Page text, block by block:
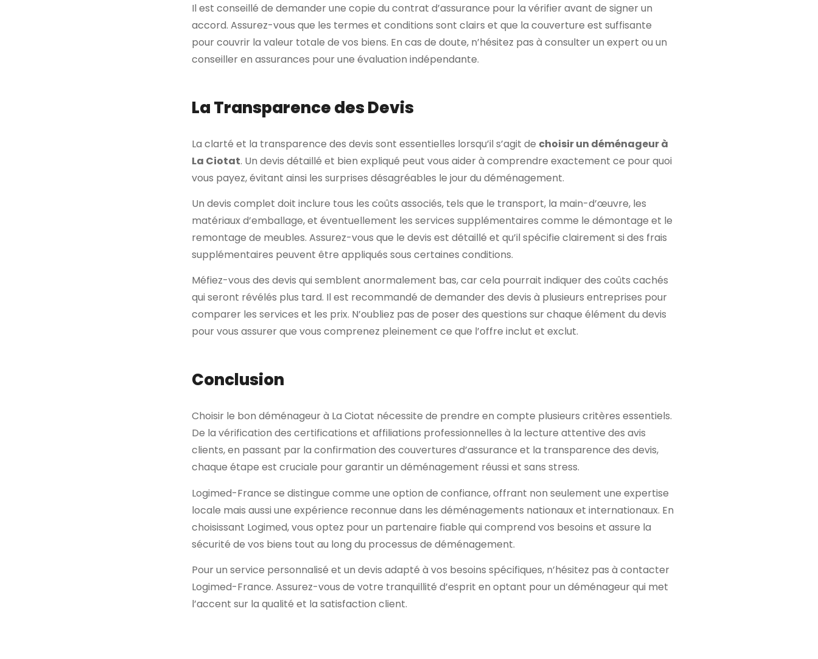
Il est conseillé de demander une copie du contrat d’assurance pour la vérifier avant de signer un
accord. Assurez-vous que les termes et conditions sont clairs et que la couverture est suffisante
pour couvrir la valeur totale de vos biens. En cas de doute, n’hésitez pas à consulter un expert ou un
conseiller en assurances pour une évaluation indépendante.
La Transparence des Devis
La clarté et la transparence des devis sont essentielles lorsqu’il s’agit de choisir un déménageur à
La Ciotat. Un devis détaillé et bien expliqué peut vous aider à comprendre exactement ce pour quoi
vous payez, évitant ainsi les surprises désagréables le jour du déménagement.
Un devis complet doit inclure tous les coûts associés, tels que le transport, la main-d’œuvre, les
matériaux d’emballage, et éventuellement les services supplémentaires comme le démontage et le
remontage de meubles. Assurez-vous que le devis est détaillé et qu’il spécifie clairement si des frais
supplémentaires peuvent être appliqués sous certaines conditions.
Méfiez-vous des devis qui semblent anormalement bas, car cela pourrait indiquer des coûts cachés
qui seront révélés plus tard. Il est recommandé de demander des devis à plusieurs entreprises pour
comparer les services et les prix. N’oubliez pas de poser des questions sur chaque élément du devis
pour vous assurer que vous comprenez pleinement ce que l’offre inclut et exclut.
Conclusion
Choisir le bon déménageur à La Ciotat nécessite de prendre en compte plusieurs critères essentiels.
De la vérification des certifications et affiliations professionnelles à la lecture attentive des avis
clients, en passant par la confirmation des couvertures d’assurance et la transparence des devis,
chaque étape est cruciale pour garantir un déménagement réussi et sans stress.
Logimed-France se distingue comme une option de confiance, offrant non seulement une expertise
locale mais aussi une expérience reconnue dans les déménagements nationaux et internationaux. En
choisissant Logimed, vous optez pour un partenaire fiable qui comprend vos besoins et assure la
sécurité de vos biens tout au long du processus de déménagement.
Pour un service personnalisé et un devis adapté à vos besoins spécifiques, n’hésitez pas à contacter
Logimed-France. Assurez-vous de votre tranquillité d’esprit en optant pour un déménageur qui met
l’accent sur la qualité et la satisfaction client.